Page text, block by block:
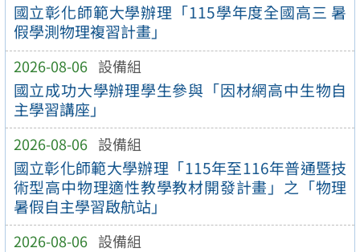
國立彰化師範大學辦理「115學年度全國高三 暑
假學測物理複習計畫」
2026-08-06 設備組
國立成功大學辦理學生參與「因材網高中生物自
主學習講座」
2026-08-06 設備組
國立彰化師範大學辦理「115年至116年普通暨技
術型高中物理適性教學教材開發計畫」之「物理
暑假自主學習啟航站」
2026-08-06 設備組